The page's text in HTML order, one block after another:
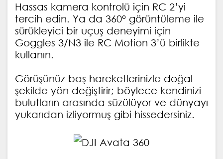
Hassas kamera kontrolü için RC 2’yi
tercih edin. Ya da 360° görüntüleme ile
sürükleyici bir uçuş deneyimi için
Goggles 3/N3 ile RC Motion 3’ü birlikte
kullanın.
Görüşünüz baş hareketlerinizle doğal
şekilde yön değiştirir; böylece kendinizi
bulutların arasında süzülüyor ve dünyayı
yukarıdan izliyormuş gibi hissedersiniz.